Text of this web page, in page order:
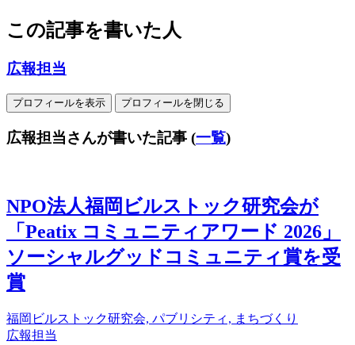
この記事を書いた人
広報担当
プロフィールを表示 プロフィールを閉じる
広報担当さんが書いた記事 (一覧)
NPO法人福岡ビルストック研究会が
「Peatix コミュニティアワード 2026」
ソーシャルグッドコミュニティ賞を受
賞
福岡ビルストック研究会, パブリシティ, まちづくり
広報担当